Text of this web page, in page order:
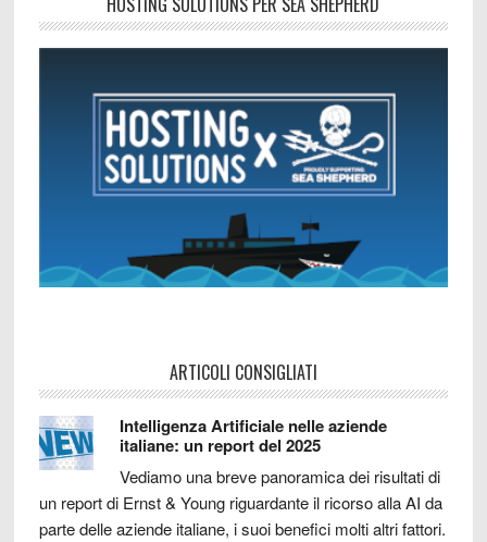
ARTICOLI CONSIGLIATI
Intelligenza Artificiale nelle aziende
italiane: un report del 2025
Vediamo una breve panoramica dei risultati di
un report di Ernst & Young riguardante il ricorso alla AI da
parte delle aziende italiane, i suoi benefici molti altri fattori.